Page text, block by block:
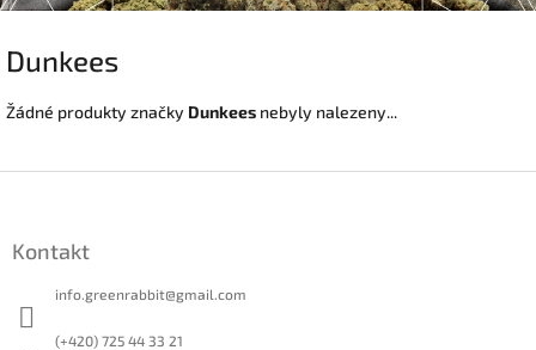
Dunkees
Žádné produkty značky Dunkees nebyly nalezeny...
Kontakt
info.greenrabbit@gmail.com
(+420) 725 44 33 21